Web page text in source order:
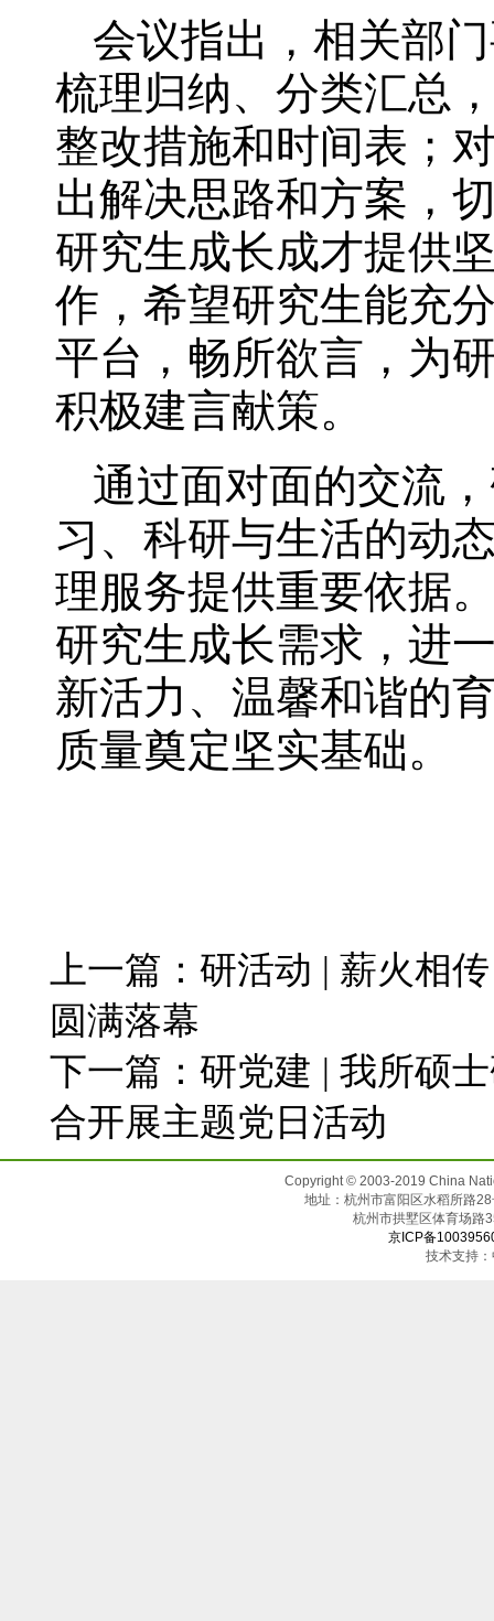
会议指出，相关部
梳理归纳、分类汇总
整改措施和时间表；
出解决思路和方案，
研究生成长成才提供
作，希望研究生能充
平台，畅所欲言，为
积极建言献策。
通过面对面的交流
习、科研与生活的动
理服务提供重要依据
研究生成长需求，进
新活力、温馨和谐的
质量奠定坚实基础。
上一篇： 研活动 | 薪火相
圆满落幕
下一篇： 研党建 | 我所硕
合开展主题党日活动
Copyright © 2003-2019 China
地址：杭州市富阳区水稻所路
杭州市拱墅区体
京ICP备
技术支持